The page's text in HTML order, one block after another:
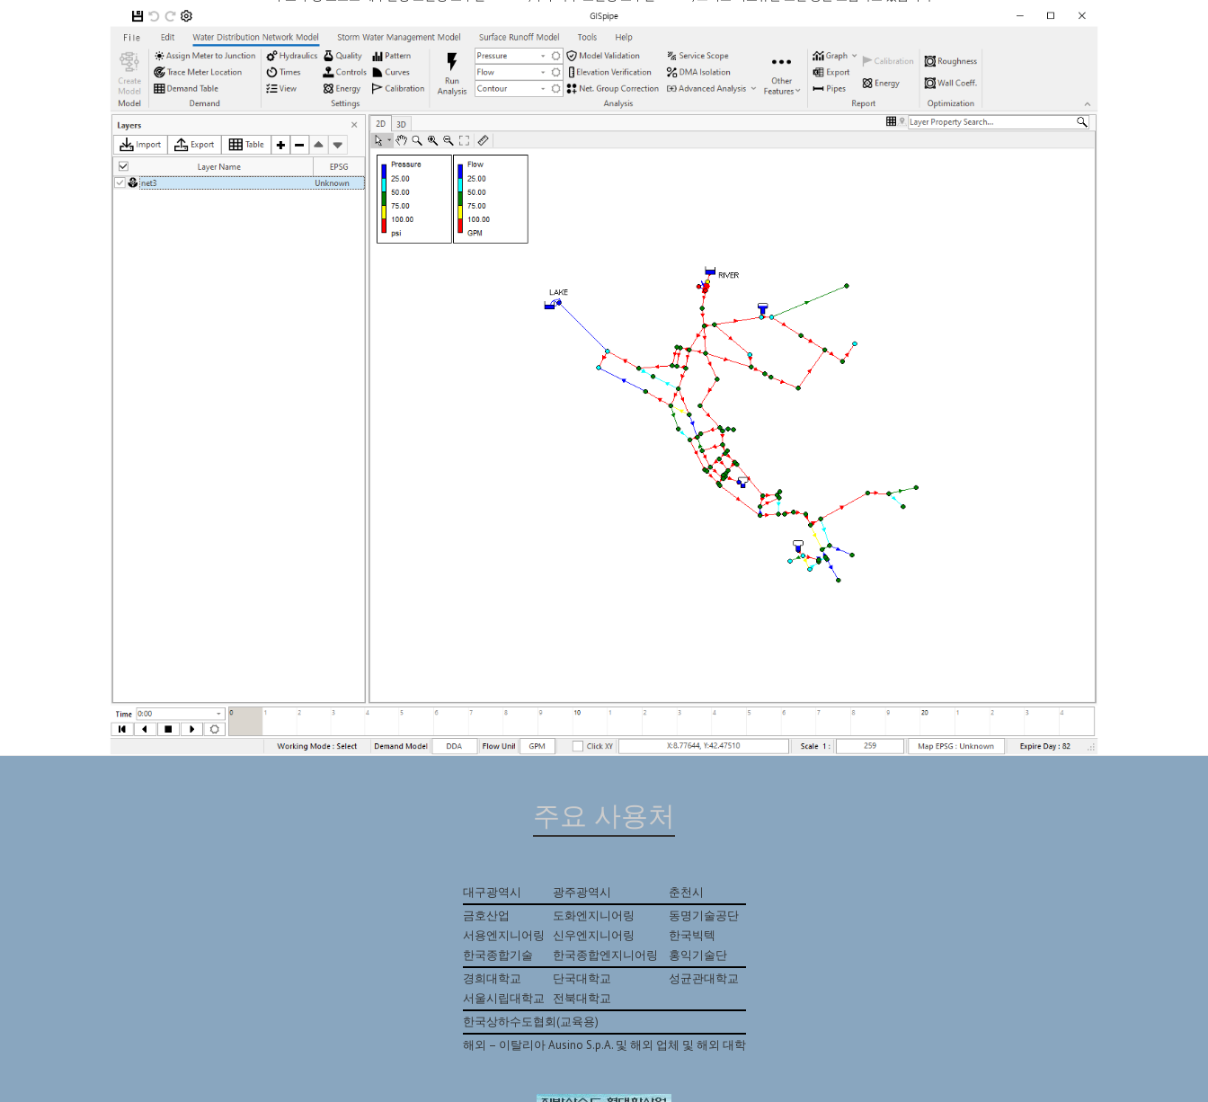
주요 사용처
대구광역시 광주광역시
춘천시
금호산업
도화엔지니어링
동명기술공단
서용엔지니어링
신우엔지니어링
한국빅텍
한국종합기술
한국종합엔지니어링
홍익기술단
경희대학교
단국대학교
성균관대학교
서울시립대학교
전북대학교
한국상하수도협회(교육용)
해외 – 이탈리아 Ausino S.p.A. 및 해외 업체 및 해외 대학